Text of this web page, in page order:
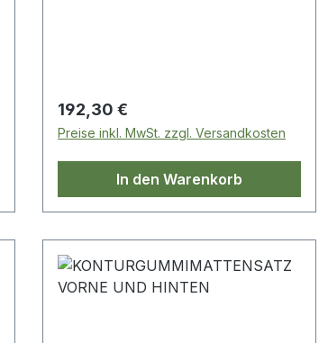
Regulärer Preis:
192,30 €
Preise inkl. MwSt. zzgl. Versandkosten
In den Warenkorb